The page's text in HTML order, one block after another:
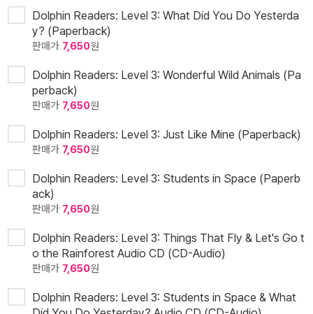
Dolphin Readers: Level 3: What Did You Do Yesterda
y? (Paperback)
판매가 7,650원
Dolphin Readers: Level 3: Wonderful Wild Animals (Pa
perback)
판매가 7,650원
Dolphin Readers: Level 3: Just Like Mine (Paperback)
판매가 7,650원
Dolphin Readers: Level 3: Students in Space (Paperb
ack)
판매가 7,650원
Dolphin Readers: Level 3: Things That Fly & Let's Go t
o the Rainforest Audio CD (CD-Audio)
판매가 7,650원
Dolphin Readers: Level 3: Students in Space & What